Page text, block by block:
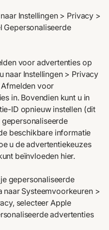
Instellingen > Privacy >
Gepersonaliseerde
voor advertenties op
naar Instellingen > Privacy
voor
in. Bovendien kunt u in
ID opnieuw instellen (dit
beschikbare informatie
u de advertentiekeuzes
beïnvloeden hier.
gepersonaliseerde
naar Systeemvoorkeuren >
selecteer Apple
advertenties